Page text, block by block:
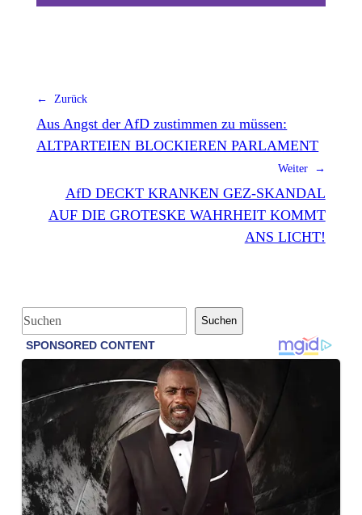
← Zurück
Aus Angst der AfD zustimmen zu müssen:
ALTPARTEIEN BLOCKIEREN PARLAMENT
Weiter →
AfD DECKT KRANKEN GEZ-SKANDAL
AUF DIE GROTESKE WAHRHEIT KOMMT
ANS LICHT!
S
u
n
Suchen